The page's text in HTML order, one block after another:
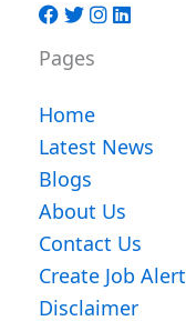
Pages
Home
Latest News
Blogs
About Us
Contact Us
Create Job Alert
Disclaimer